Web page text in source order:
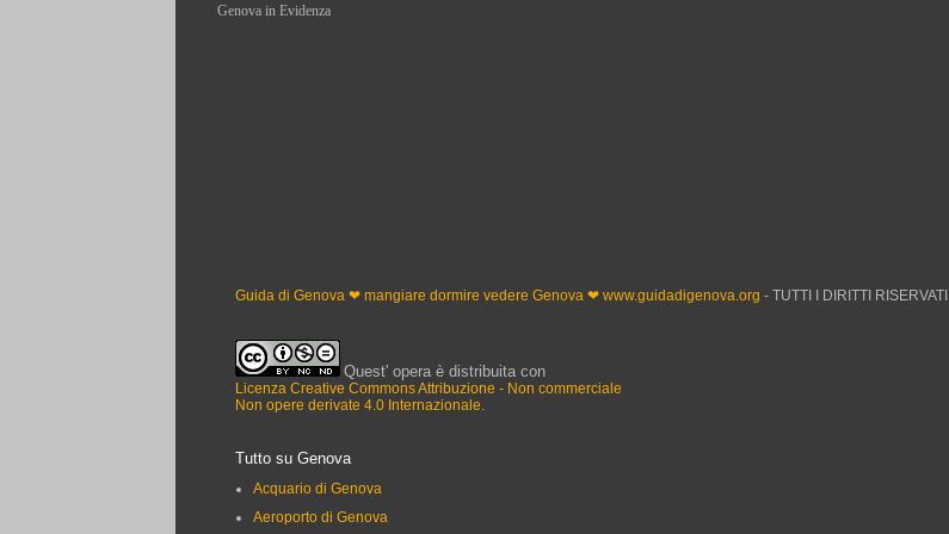
Genova in Evidenza
Guida di Genova ❤ mangiare dormire vedere Genova ❤ www.guidadigenova.org - TUTTI I DIRITTI RISERVATI
Quest' opera è distribuita con
Licenza Creative Commons Attribuzione - Non commerciale
Non opere derivate 4.0 Internazionale
Tutto su Genova
Acquario di Genova
Aeroporto di Genova